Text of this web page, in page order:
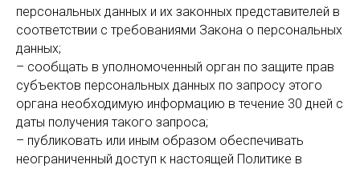
персональных данных и их законных представителей в
соответствии с требованиями Закона о персональных
данных;
– сообщать в уполномоченный орган по защите прав
субъектов персональных данных по запросу этого
органа необходимую информацию в течение 30 дней с
даты получения такого запроса;
– публиковать или иным образом обеспечивать
неограниченный доступ к настоящей Политике в